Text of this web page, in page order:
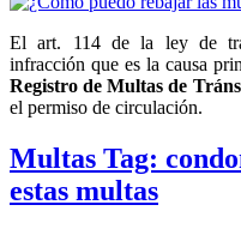
El art. 114 de la ley de
infracción que es la causa
Registro de Multas de
el permiso de circulación.
Multas Tag:
estas multas